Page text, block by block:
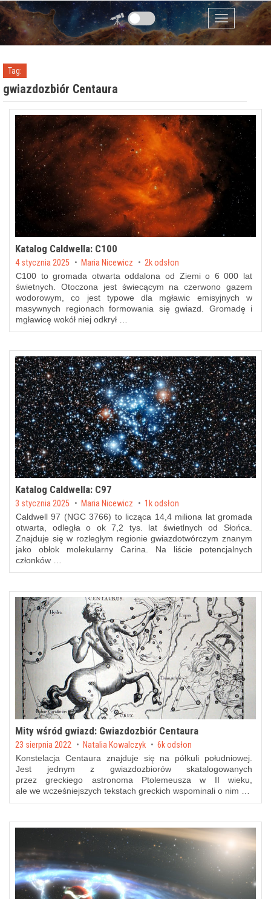
Przejdź do zawartości
Menu
Tag:
gwiazdozbiór Centaura
Katalog Caldwella: C100
Posted on
4 stycznia 2025 byMaria Nicewicz 2k odsłon
C100 to gromada otwarta oddalona od Ziemi o 6 000 lat
świetnych. Otoczona jest świecącym na czerwono gazem
wodorowym, co jest typowe dla mgławic emisyjnych w
masywnych regionach formowania się gwiazd. Gromadę i
mgławicę wokół niej odkrył …
Katalog Caldwella: C97
Posted on
3 stycznia 2025 by Maria Nicewicz 1k odsłon
Caldwell 97 (NGC 3766) to licząca 14,4 miliona lat gromada
otwarta, odległa o ok 7,2 tys. lat świetlnych od Słońca.
Znajduje się w rozległym regionie gwiazdotwórczym znanym
jako obłok molekularny Carina. Na liście potencjalnych
członków …
Mity wśród gwiazd: Gwiazdozbiór Centaura
Posted on
23 sierpnia 2022 by Natalia Kowalczyk 6k odsłon
Konstelacja Centaura znajduje się na półkuli południowej.
Jest jednym z gwiazdozbiorów skatalogowanych
przez greckiego astronoma Ptolemeusza w II wieku,
ale we wcześniejszych tekstach greckich wspominali o nim …